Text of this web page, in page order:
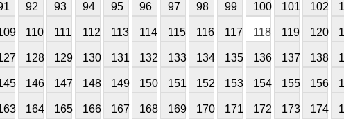
92 93 94 95 96 97 98 99 100 101 102
110 111 112 113 114 115 116 117 118 119 120
128 129 130 131 132 133 134 135 136 137 138
146 147 148 149 150 151 152 153 154 155 156
164 165 166 167 168 169 170 171 172 173 174